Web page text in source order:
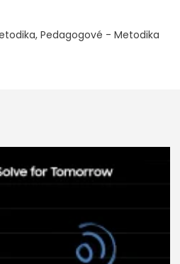
Pedagogové - Metodika